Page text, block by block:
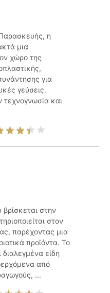
η
μια
χώρο της
για
γεύσεις.
τεχνογνωσία και
στην
στον
παρέχοντας μια
προϊόντα. Το
είδη
από
...